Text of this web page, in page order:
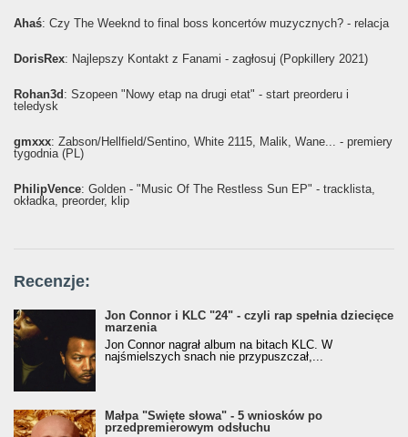
Ahaś: Czy The Weeknd to final boss koncertów muzycznych? - relacja
DorisRex: Najlepszy Kontakt z Fanami - zagłosuj (Popkillery 2021)
Rohan3d : Szopeen "Nowy etap na drugi etat" - start preorderu i
teledysk
gmxxx: Żabson/Hellfield/Sentino, White 2115, Malik, Wane... - premiery
tygodnia (PL)
PhilipVence: Golden - "Music Of The Restless Sun EP" - tracklista,
okładka, preorder, klip
Recenzje:
Jon Connor i KLC "24" - czyli rap spełnia dziecięce
marzenia
Jon Connor nagrał album na bitach KLC. W
najśmielszych snach nie przypuszczał,...
Małpa "Święte słowa" - 5 wniosków po
przedpremierowym odsłuchu